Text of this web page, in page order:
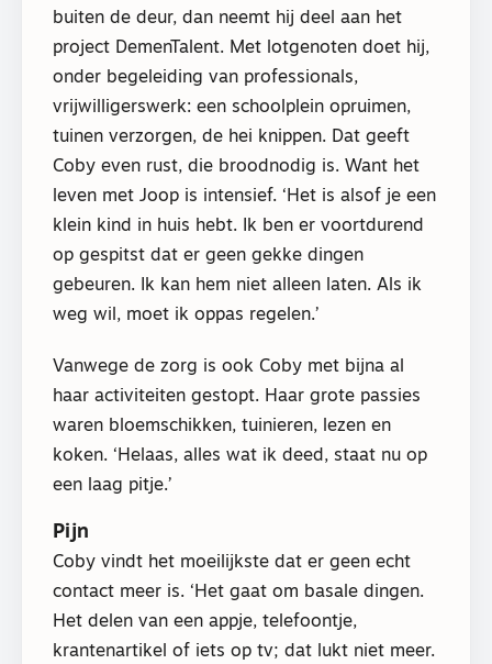
buiten de deur, dan neemt hij deel aan het
project DemenTalent. Met lotgenoten doet hij,
onder begeleiding van professionals,
vrijwilligerswerk: een schoolplein opruimen,
tuinen verzorgen, de hei knippen. Dat geeft
Coby even rust, die broodnodig is. Want het
leven met Joop is intensief. ‘Het is alsof je een
klein kind in huis hebt. Ik ben er voortdurend
op gespitst dat er geen gekke dingen
gebeuren. Ik kan hem niet alleen laten. Als ik
weg wil, moet ik oppas regelen.’
Vanwege de zorg is ook Coby met bijna al
haar activiteiten gestopt. Haar grote passies
waren bloemschikken, tuinieren, lezen en
koken. ‘Helaas, alles wat ik deed, staat nu op
een laag pitje.’
Pijn
Coby vindt het moeilijkste dat er geen echt
contact meer is. ‘Het gaat om basale dingen.
Het delen van een appje, telefoontje,
krantenartikel of iets op tv; dat lukt niet meer.